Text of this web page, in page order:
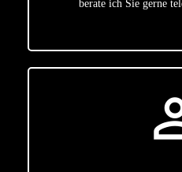
berate ich Sie gerne